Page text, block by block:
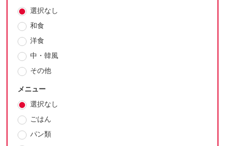
選択なし
和食
洋食
中・韓風
その他
メニュー
選択なし
ごはん
パン類